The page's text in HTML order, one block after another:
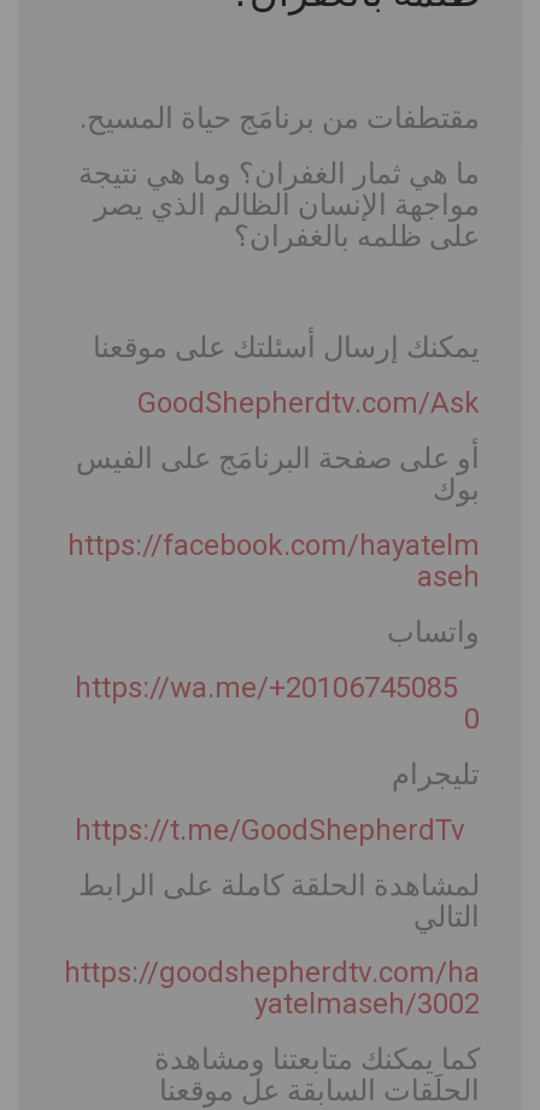
مقتطفات من برنامَج حياة المسيح.
ما هي ثمار الغفران؟ وما هي نتيجة
مواجهة الإنسان الظالم الذي يصر
على ظلمه بالغفران؟
يمكنك إرسال أسئلتك على موقعنا
GoodShepherdtv.com/Ask
أو على صفحة البرنامَج على الفيس
بوك
https://facebook.com/hayatelm
aseh
واتساب
https://wa.me/+20106745085
0
تليجرام
https://t.me/GoodShepherdTv
لمشاهدة الحلقة كاملة على الرابط
التالي
https://goodshepherdtv.com/ha
yatelmaseh/3002
كما يمكنك متابعتنا ومشاهدة
الحلَقات السابقة عل موقعنا